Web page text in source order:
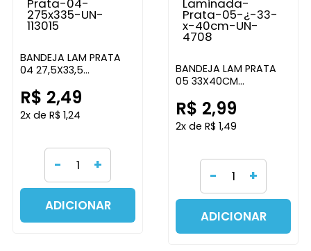
BANDEJA LAM PRATA
04 27,5X33,5
R$ 2,49
2x de R$ 1,24
- +
ADICIONAR
BANDEJA LAM PRATA
05 33X40CM
R$ 2,99
2x de R$ 1,49
- +
ADICIONAR